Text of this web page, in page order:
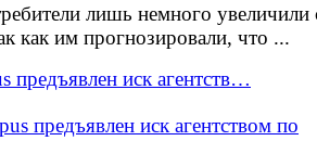
лишь немного увеличили
как им прогнозировали, что ...
предъявлен иск агентств…